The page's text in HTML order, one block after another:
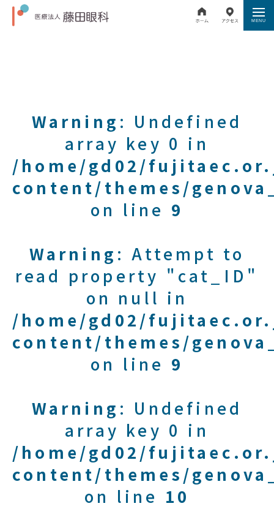
Warning : Undefined
array key 0 in
/home/gd02/
content/themes/
on line 9
Warning : Attempt to
read property "cat_ID"
on null in
/home/gd02/
content/themes/
on line 9
Warning : Undefined
array key 0 in
/home/gd02/
content/themes/
on line 10